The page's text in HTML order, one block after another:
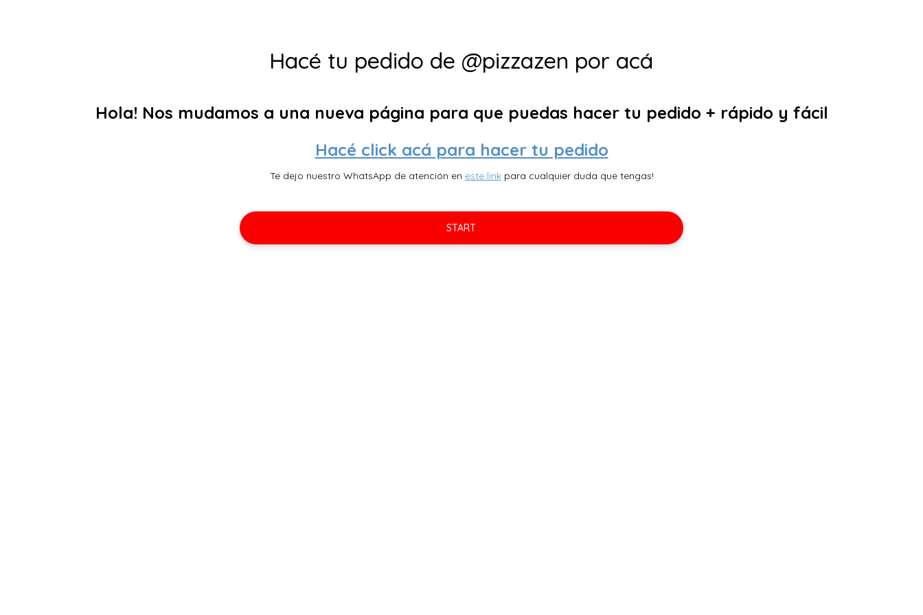
Hacé tu pedido de @pizzazen por acá
Hola! Nos mudamos a una nueva página para que puedas hacer tu pedido + rápido y fácil
Hacé click acá para hacer tu pedido
Te dejo nuestro WhatsApp de atención en este link para cualquier duda que tengas!
START